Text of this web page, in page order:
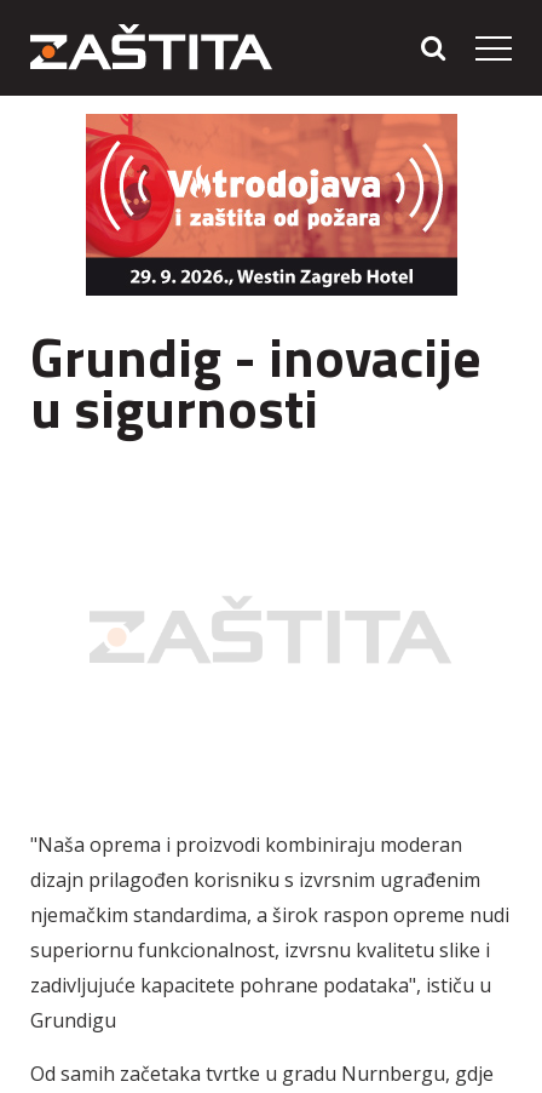
Grundig - inovacije
u sigurnosti
"Naša oprema i proizvodi kombiniraju moderan
dizajn prilagođen korisniku s izvrsnim ugrađenim
njemačkim standardima, a širok raspon opreme nudi
superiornu funkcionalnost, izvrsnu kvalitetu slike i
zadivljujuće kapacitete pohrane podataka", ističu u
Grundigu
Od samih začetaka tvrtke u gradu Nurnbergu, gdje